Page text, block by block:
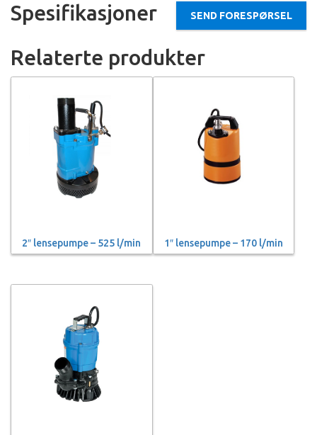
Spesifikasjoner SEND FORESPØRSEL
Relaterte produkter
2″ lensepumpe – 525 l/min 1″ lensepumpe – 170 l/min